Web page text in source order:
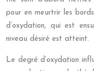
pour en meurtrir les
d’oxydation, qui est
niveau désiré est atteint.
Le degré d’oxydation